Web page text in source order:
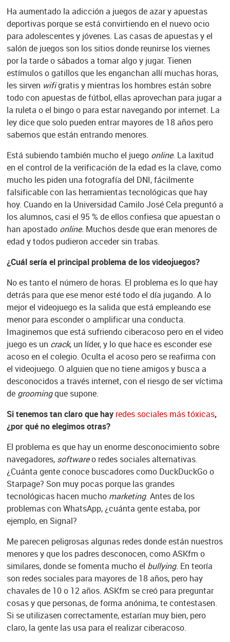
Ha aumentado la adicción a juegos de azar y apuestas
deportivas porque se está convirtiendo en el nuevo ocio
para adolescentes y jóvenes. Las casas de apuestas y el
salón de juegos son los sitios donde reunirse los viernes
por la tarde o sábados a tomar algo y jugar. Tienen
estímulos o gatillos que les enganchan allí muchas horas,
les sirven wifigratis y mientras los hombres están sobre
todo con apuestas de fútbol, ellas aprovechan para jugar a
la ruleta o el bingo o para estar navegando por internet. La
ley dice que solo pueden entrar mayores de 18 años pero
sabemos que están entrando menores.
Está subiendo también mucho el juego online. La laxitud
en el control de la verificación de la edad es la clave, como
mucho les piden una fotografía del DNI, fácilmente
falsificable con las herramientas tecnológicas que hay
hoy. Cuando en la Universidad Camilo José Cela preguntó a
los alumnos, casi el 95 % de ellos confiesa que apuestan o
han apostado online. Muchos desde que eran menores de
edad y todos pudieron acceder sin trabas.
¿Cuál sería el principal problema de los videojuegos?
No es tanto el número de horas. El problema es lo que hay
detrás para que ese menor esté todo el día jugando. A lo
mejor el videojuego es la salida que está empleando ese
menor para esconder o amplificar una conducta.
Imaginemos que está sufriendo ciberacoso pero en el video
juego es un crack, un líder, y lo que hace es esconder ese
acoso en el colegio. Oculta el acoso pero se reafirma con
el videojuego. O alguien que no tiene amigos y busca a
desconocidos a través internet, con el riesgo de ser víctima
de groomingque supone.
Si tenemos tan claro que hay redes sociales más tóxicas,
¿por qué no elegimos otras?
El problema es que hay un enorme desconocimiento sobre
navegadores, softwareo redes sociales alternativas.
¿Cuánta gente conoce buscadores como DuckDuckGo o
Starpage? Son muy pocas porque las grandes
tecnológicas hacen mucho marketing. Antes de los
problemas con WhatsApp, ¿cuánta gente estaba, por
ejemplo, en Signal?
Me parecen peligrosas algunas redes donde están nuestros
menores y que los padres desconocen, como ASKfm o
similares, donde se fomenta mucho el bullying. En teoría
son redes sociales para mayores de 18 años, pero hay
chavales de 10 o 12 años. ASKfm se creó para preguntar
cosas y que personas, de forma anónima, te contestasen.
Si se utilizasen correctamente, estarían muy bien, pero
claro, la gente las usa para el realizar ciberacoso.